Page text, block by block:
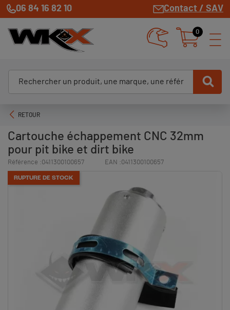
06 84 16 82 10 Contact / SAV
0
RETOUR
Cartouche échappement CNC 32mm
pour pit bike et dirt bike
Référence :0411300100657 EAN :0411300100657
RUPTURE DE STOCK